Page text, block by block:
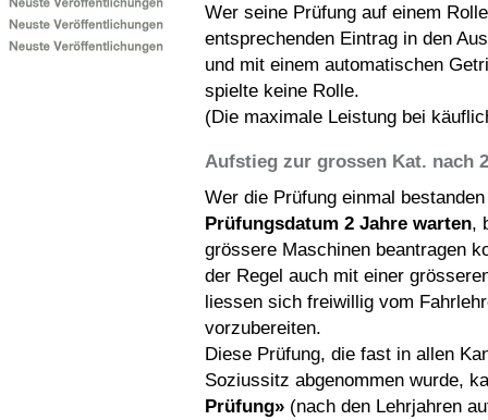
Wer seine Prüfung auf einem
entsprechenden Eintrag in den
und mit einem automatischen
spielte keine Rolle.
(Die maximale Leistung bei
Aufstieg zur grossen Kat. nach
Wer die Prüfung einmal
Prüfungsdatum 2 Jahre warten,
grössere Maschinen beantragen
der Regel auch mit einer
liessen sich freiwillig vom
vorzubereiten.
Diese Prüfung, die fast in allen
Soziussitz abgenommen wurde,
Prüfung» (nach den Lehrjahren